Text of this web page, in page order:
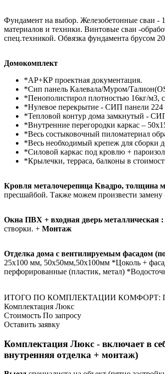
Фундамент на выбор. Железобетонные сваи -
материалов и техники. Винтовые сваи -
спец.техникой. Обвязка фундамента брусом
Домокомплект
*АР+КР проектная документация.
*Сип панель Калевала/Муром/
*Пенополистирол плотностью 16кг/м3,
*Нулевое перекрытие - СИП панели
*Тепловой контур дома замкнутый -
*Внутренние перегородки каркас –
*Весь состыковочный пиломатериал
*Весь необходимый крепеж для сборки
*Силовой каркас под кровлю +
*Крылечки, терраса, балконы в
Кровля металочерепица Квадро, толщина
пресшайбой. Также можем произвести
Окна ПВХ + входная дверь металлическая
створки. + Монтаж
Отделка дома c вентилируемым фасадом
25х100 мм, 50х50мм,50х100мм *Цоколь +
перфорированные (пластик, метал)
ИТОГО ПО КОМПЛЕКТАЦИИ КОМФОРТ:
Комплектация Люкс
Стоимость По запросу
Оставить заявку
Комплектация Люкс - включает в
внутренняя отделка + монтаж)